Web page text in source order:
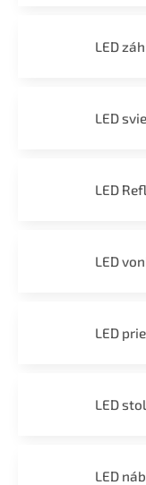
LED
LED
LED
LED
LED
LED
LED